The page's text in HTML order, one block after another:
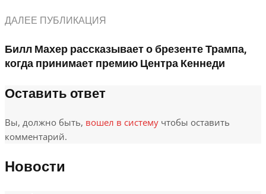
ДАЛЕЕ ПУБЛИКАЦИЯ
Билл Махер рассказывает о брезенте Трампа,
когда принимает премию Центра Кеннеди
Оставить ответ
Вы, должно быть, вошел в систему чтобы оставить
комментарий.
Новости